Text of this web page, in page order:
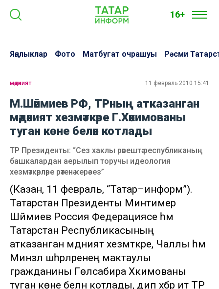
16+
Яңалыклар Фото Матбугат очрашуы Рәсми
мәдәният 11 февраль 2010 15:41
М.Шәймиев РФ, ТРның атказанган
мәдәният хезмәткәре Г.Хәкимованы
туган көне белән котлады
ТР Президенты: “Сез хаклы рәвештә республиканың
башкалардан аерылып торучы идеология
хезмәткәрләре рәтенә керәсез”
(Казан, 11 февраль, “Татар–информ”).
Татарстан Президенты Минтимер
Шәймиев Россия Федерациясе һәм
Татарстан Республикасының
атказанган мәдәният хезмәткәре, Чаллы һәм
Минзәлә шәһәрләренең мактаулы
гражданины Гөлсабира Хәкимованы
туган көне белән котлады, дип хәбәр итә ТР